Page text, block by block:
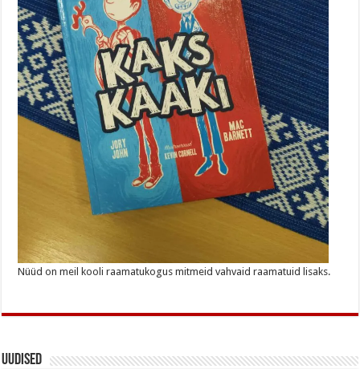
Nüüd on meil kooli raamatukogus mitmeid vahvaid raamatuid lisaks.
Uudised